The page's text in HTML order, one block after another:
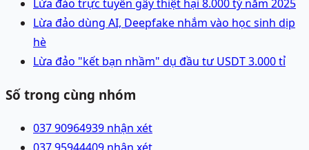
Lừa đảo trực tuyến gây thiệt hại 8.000 tỷ năm 2025
Lừa đảo dùng AI, Deepfake nhắm vào học sinh dịp
hè
Lừa đảo "kết bạn nhầm" dụ đầu tư USDT 3.000 tỉ
Số trong cùng nhóm
037 90964939 nhận xét